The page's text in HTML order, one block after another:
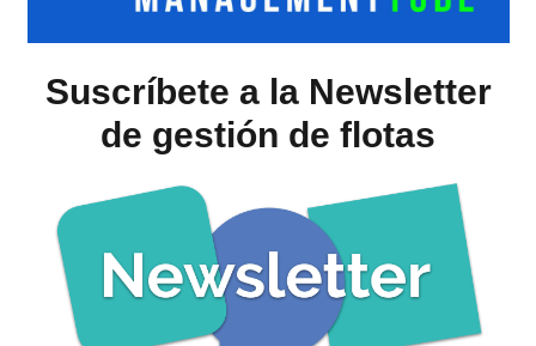
Suscríbete a la Newsletter
de gestión de flotas